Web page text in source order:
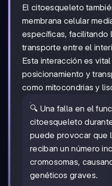
El citoesqueleto
membrana celular
específicas, facilitando
transporte entre el
Esta interacción es
posicionamiento y
como mitocondrias y
🔍 Una falla en el
citoesqueleto
puede provocar que
reciban un número
cromosomas,
genéticos graves.